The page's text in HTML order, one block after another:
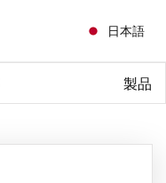
日本語
製品